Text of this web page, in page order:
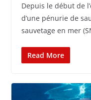
Depuis le début de
d’une pénurie de
sauvetage en mer
Read More